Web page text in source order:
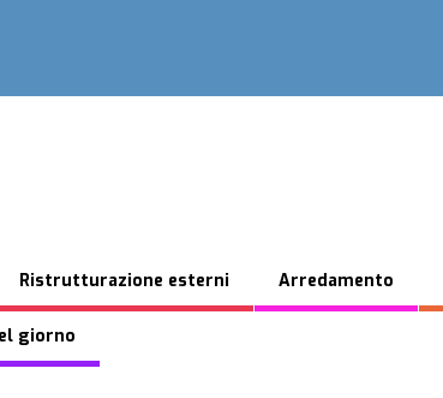
Ristrutturazione esterni Arredamento
giorno